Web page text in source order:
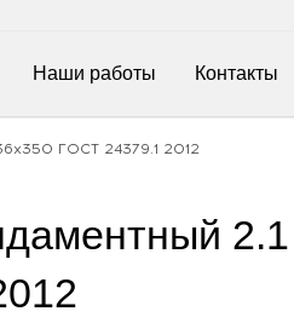
Наши работы Контакты
ГОСТ 24379.1 2012